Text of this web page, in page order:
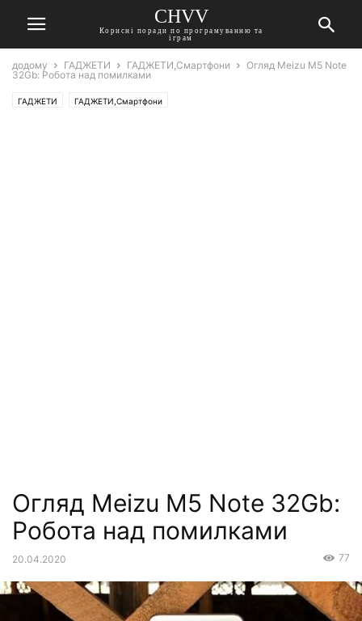
CHVV
Корисні поради по програмуванню та
іграм
додому ГАДЖЕТИ ГАДЖЕТИ,Смартфони
Огляд Meizu M5 Note
32Gb: Робота над помилками
ГАДЖЕТИ ГАДЖЕТИ,Смартфони
Огляд Meizu M5 Note 32Gb:
Робота над помилками
20.04.2020 77